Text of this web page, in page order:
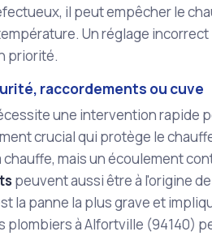
il peut empêcher le
Un réglage
priorité.
raccordements ou cuve
une intervention rapide
crucial qui protège le
mais un écoulement
peuvent aussi être à l'origine
la panne la plus grave et
plombiers à Alfortville (94140)